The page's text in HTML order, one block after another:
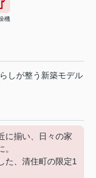
機
しが整う新築モデル
に揃い、日々の家
た、清住町の限定1